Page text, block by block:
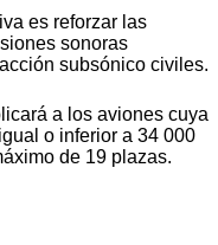
es reforzar las
sonoras
subsónico civiles.
a los aviones cuya
o inferior a 34 000
de 19 plazas.